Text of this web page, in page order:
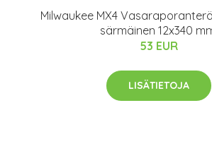
Milwaukee MX4
särmäinen 12x340
53 EUR
LISÄTIETOJA